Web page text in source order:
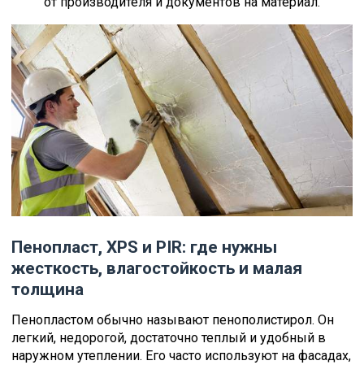
Пенопласт, XPS и PIR: где нужны
жесткость, влагостойкость и малая
толщина
Пенопластом обычно называют пенополистирол. Он
легкий, недорогой, достаточно теплый и удобный в
наружном утеплении. Его часто используют на фасадах,